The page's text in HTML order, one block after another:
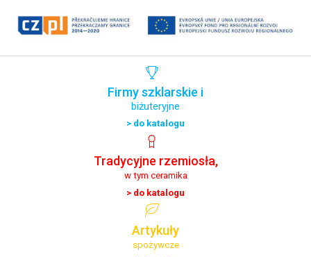
Firmyszklarskie i
biżuteryjne
> do katalogu
Tradycyjne rzemiosła,
w tym ceramika
> do katalogu
Artykuły
spożywcze